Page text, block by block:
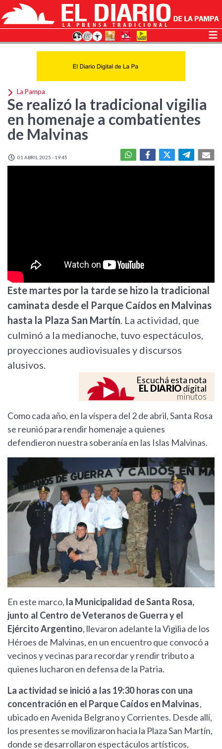
La Pampa
Se realizó la tradicional vigilia
en homenaje a combatientes
de Malvinas
01 ABRIL 2025 - 19:45
Este martes por la tarde se hizo la tradicional
caminata desde el Parque Caídos en Malvinas
hasta la Plaza San Martín. La actividad, que
culminó a la medianoche, tuvo espectáculos,
proyecciones audiovisuales y discursos
alusivos.
Escuchá esta nota
EL DIARIOdigital
minutos
Como cada año, en la víspera del 2 de abril, Santa Rosa
se reunió para rendir homenaje a quienes
defendieron nuestra soberanía en las Islas Malvinas.
En este marco, la Municipalidad de Santa Rosa,
junto al Centro de Veteranos de Guerra y el
Ejército Argentino, llevaron adelante la Vigilia de los
Héroes de Malvinas, en un encuentro que convocó a
vecinos y vecinas para recordar y rendir tributo a
quienes lucharon en defensa de la Patria.
La actividad se inició a las 19:30 horas con una
concentración en el Parque Caídos en Malvinas,
ubicado en Avenida Belgrano y Corrientes. Desde allí,
los presentes se movilizaron hacia la Plaza San Martín,
donde se desarrollaron espectáculos artísticos,